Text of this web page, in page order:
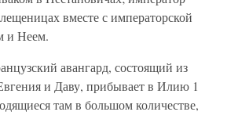
вместе с императорской
и Неем.
авангард, состоящий из
и Даву, прибывает в Илию 1
там в большом количестве,